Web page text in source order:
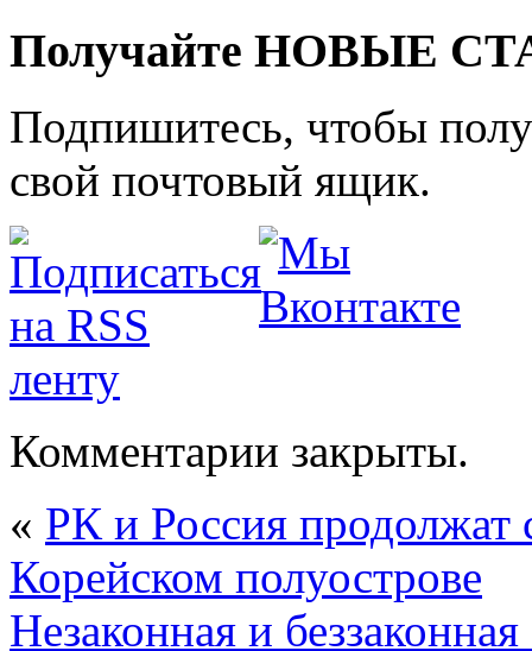
Получайте НОВЫЕ
Подпишитесь, чтобы
свой почтовый ящик.
Комментарии закрыты.
« РК и Россия продолжат
Корейском полуострове
Незаконная и